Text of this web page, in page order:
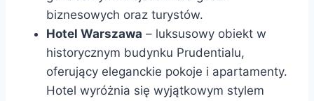
biznesowych oraz turystów.
Hotel Warszawa – luksusowy obiekt w
historycznym budynku Prudentialu,
oferujący eleganckie pokoje i apartamenty.
Hotel wyróżnia się wyjątkowym stylem